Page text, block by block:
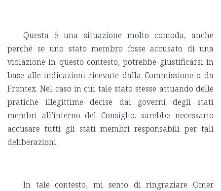
Questa è una situazione molto comoda, anche
perché se uno stato membro fosse accusato di una
violazione in questo contesto, potrebbe giustificarsi in
base alle indicazioni ricevute dalla Commissione o da
Frontex. Nel caso in cui tale stato stesse attuando delle
pratiche illegittime decise dai governi degli stati
membri all’interno del Consiglio, sarebbe necessario
accusare tutti gli stati membri responsabili per tali
deliberazioni.
In tale contesto, mi sento di ringraziare Omer